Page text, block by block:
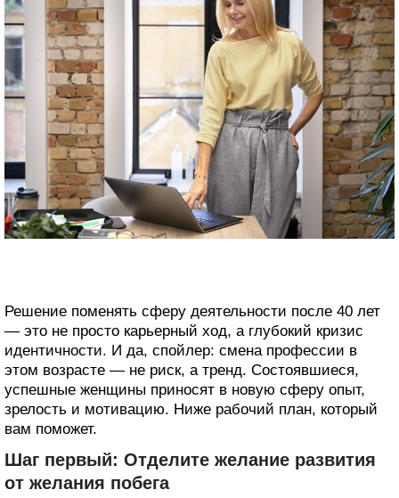
Решение поменять сферу деятельности после 40 лет
— это не просто карьерный ход, а глубокий кризис
идентичности. И да, спойлер: смена профессии в
этом возрасте — не риск, а тренд. Состоявшиеся,
успешные женщины приносят в новую сферу опыт,
зрелость и мотивацию. Ниже рабочий план, который
вам поможет.
Шаг первый: Отделите желание развития
от желания побега